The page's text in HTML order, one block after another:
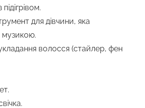
для дівчини, яка
музикою.
волосся (стайлер, фен